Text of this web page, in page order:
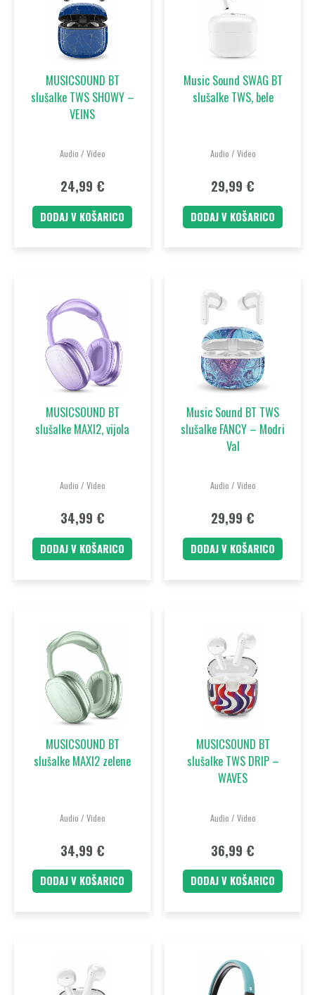
MUSICSOUND BT
slušalke TWS SHOWY –
VEINS
Audio / Video
24,99 €
DODAJ V KOŠARICO
Music Sound SWAG BT
slušalke TWS, bele
Audio / Video
29,99 €
DODAJ V KOŠARICO
MUSICSOUND BT
slušalke MAXI2, vijola
Audio / Video
34,99 €
DODAJ V KOŠARICO
Music Sound BT TWS
slušalke FANCY – Modri
Val
Audio / Video
29,99 €
DODAJ V KOŠARICO
MUSICSOUND BT
slušalke MAXI2 zelene
Audio / Video
34,99 €
DODAJ V KOŠARICO
MUSICSOUND BT
slušalke TWS DRIP –
WAVES
Audio / Video
36,99 €
DODAJ V KOŠARICO